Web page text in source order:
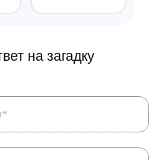
на загадку